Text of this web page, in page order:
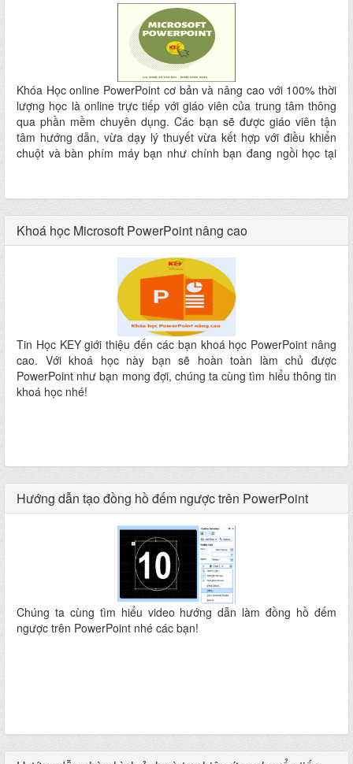
Khóa Học online PowerPoint cơ bản và nâng cao với 100% thời
lượng học là online trực tiếp với giáo viên của trung tâm thông
qua phần mềm chuyên dụng. Các bạn sẽ được giáo viên tận
tâm hướng dẫn, vừa dạy lý thuyết vừa kết hợp với điều khiển
chuột và bàn phím máy bạn như chính bạn đang ngồi học tại
Khoá học Microsoft PowerPoint nâng cao
Tin Học KEY giới thiệu đến các bạn khoá học PowerPoint nâng
cao. Với khoá học này bạn sẽ hoàn toàn làm chủ được
PowerPoint như bạn mong đợi, chúng ta cùng tìm hiểu thông tin
khoá học nhé!
Hướng dẫn tạo đồng hồ đếm ngược trên PowerPoint
Chúng ta cùng tìm hiểu video hướng dẫn làm đồng hồ đếm
ngược trên PowerPoint nhé các bạn!